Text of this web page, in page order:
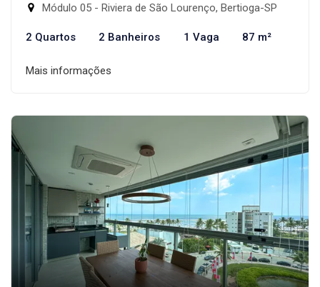
Módulo 05 - Riviera de São Lourenço, Bertioga-SP
2 Quartos 2 Banheiros 1 Vaga 87 m²
Mais informações